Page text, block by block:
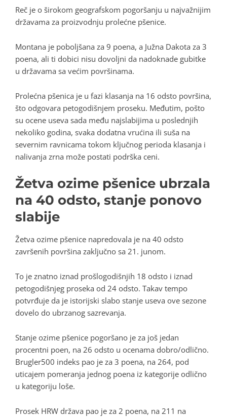
Reč je o širokom geografskom pogoršanju u najvažnijim
državama za proizvodnju prolećne pšenice.
Montana je poboljšana za 9 poena, a Južna Dakota za 3
poena, ali ti dobici nisu dovoljni da nadoknade gubitke
u državama sa većim površinama.
Prolećna pšenica je u fazi klasanja na 16 odsto površina,
što odgovara petogodišnjem proseku. Međutim, pošto
su ocene useva sada među najslabijima u poslednjih
nekoliko godina, svaka dodatna vrućina ili suša na
severnim ravnicama tokom ključnog perioda klasanja i
nalivanja zrna može postati podrška ceni.
Žetva ozime pšenice ubrzala
na 40 odsto, stanje ponovo
slabije
Žetva ozime pšenice napredovala je na 40 odsto
završenih površina zaključno sa 21. junom.
To je znatno iznad prošlogodišnjih 18 odsto i iznad
petogodišnjeg proseka od 24 odsto. Takav tempo
potvrđuje da je istorijski slabo stanje useva ove sezone
dovelo do ubrzanog sazrevanja.
Stanje ozime pšenice pogoršano je za još jedan
procentni poen, na 26 odsto u ocenama dobro/odlično.
Brugler500 indeks pao je za 3 poena, na 264, pod
uticajem pomeranja jednog poena iz kategorije odlično
u kategoriju loše.
Prosek HRW država pao je za 2 poena, na 211 na